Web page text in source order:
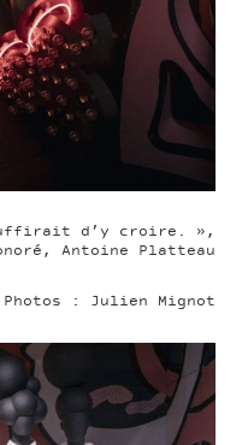
d’y croire. »,
Antoine Platteau
Photos : Julien Mignot